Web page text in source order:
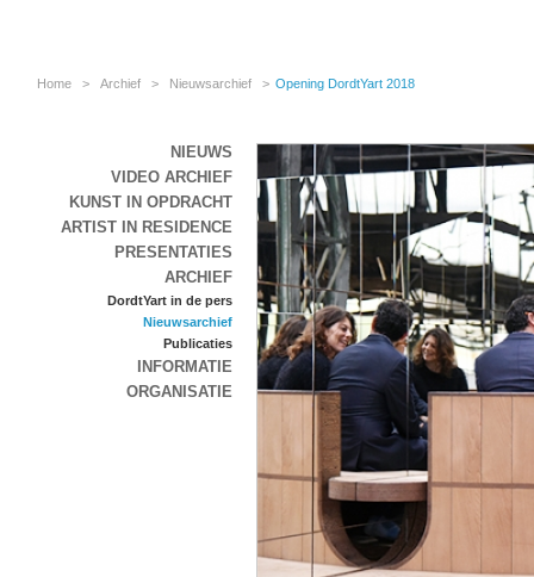
Home > Archief > Nieuwsarchief > Opening DordtYart 2018
NIEUWS
VIDEO ARCHIEF
KUNST IN OPDRACHT
ARTIST IN RESIDENCE
PRESENTATIES
ARCHIEF
DordtYart in de pers
Nieuwsarchief
Publicaties
INFORMATIE
ORGANISATIE